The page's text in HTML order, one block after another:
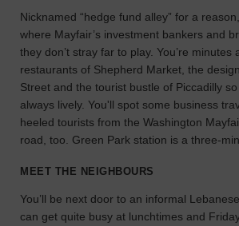
recherche
pour
trouver
l'espace
idéal
pour
votre
projet.
RECHERCHER
DES ESPACES
Nicknamed “hedge fund alley” for a
where Mayfair’s investment bankers and
they don’t stray far to play. You’re minutes
restaurants of Shepherd Market, the
Street and the tourist bustle of Piccadilly
always lively. You'll spot some business
heeled tourists from the Washington
road, too. Green Park station is a three-
MEET THE NEIGHBOURS
You’ll be next door to an informal
can get quite busy at lunchtimes and